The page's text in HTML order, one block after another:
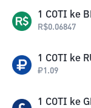
1 COTI ke
R$0.06847
1 COTI ke
₽1.09
1 COTI ke